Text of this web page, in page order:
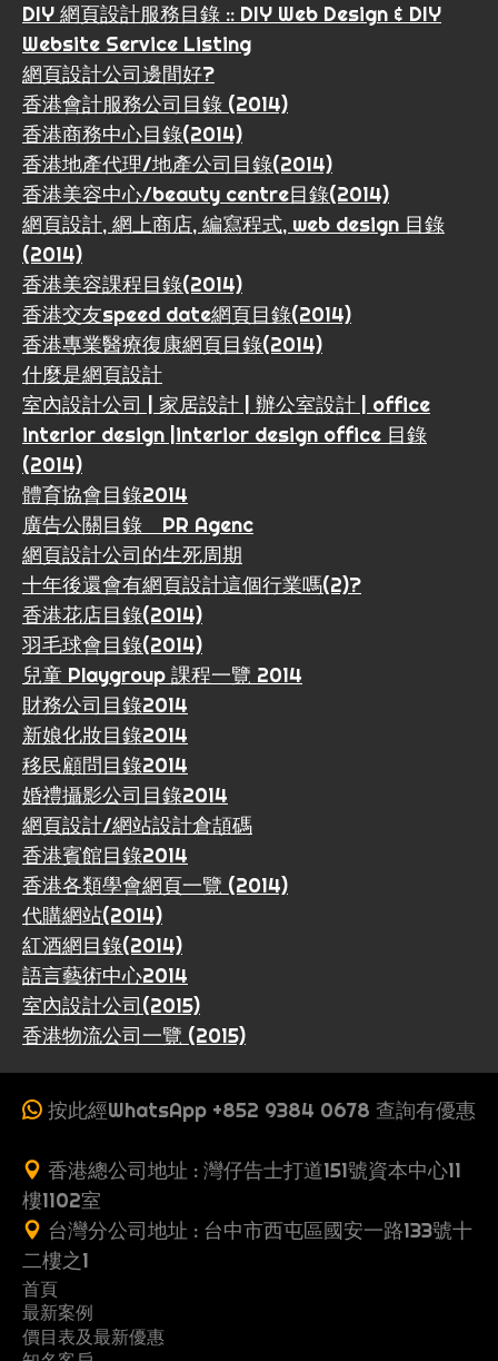
DIY 網頁設計服務目錄 :: DIY Web Design & DIY
Website Service Listing
網頁設計公司邊間好?
香港會計服務公司目錄 (2014)
香港商務中心目錄(2014)
香港地產代理/地產公司目錄(2014)
香港美容中心/beauty centre目錄(2014)
網頁設計, 網上商店, 編寫程式, web design 目錄
(2014)
香港美容課程目錄(2014)
香港交友speed date網頁目錄(2014)
香港專業醫療復康網頁目錄(2014)
什麼是網頁設計
室內設計公司 | 家居設計 | 辦公室設計 | office
interior design |interior design office 目錄
(2014)
體育協會目錄2014
廣告公關目錄 PR Agenc
網頁設計公司的生死周期
十年後還會有網頁設計這個行業嗎(2)?
香港花店目錄(2014)
羽毛球會目錄(2014)
兒童 Playgroup 課程一覽 2014
財務公司目錄2014
新娘化妝目錄2014
移民顧問目錄2014
婚禮攝影公司目錄2014
網頁設計/網站設計倉頡碼
香港賓館目錄2014
香港各類學會網頁一覽 (2014)
代購網站(2014)
紅酒網目錄(2014)
語言藝術中心2014
室內設計公司(2015)
香港物流公司一覽 (2015)
按此經WhatsApp +852 9384 0678 查詢有優惠
香港總公司地址 : 灣仔告士打道151號資本中心11
樓1102室
台灣分公司地址 : 台中市西屯區國安一路133號十
二樓之1
首頁
收
費
案
最新案例
一
價目表及最新優惠